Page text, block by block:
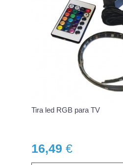
Tira led RGB para TV
16,49 €